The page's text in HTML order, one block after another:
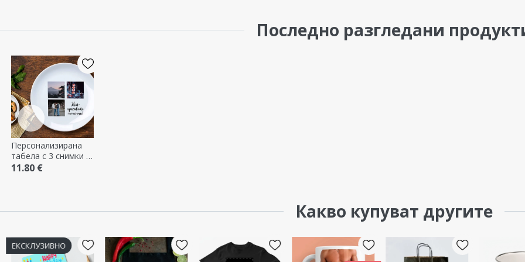
Последно разгледани
Персонализирана
табела с 3 снимки и
текст
11.80 €
Какво купуват другите
ЕКСКЛУЗИВНО